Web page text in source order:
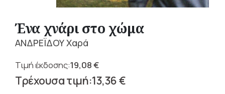
Ένα χνάρι στο χώμα
ΑΝΔΡΕΪΔΟΥ Χαρά
19,08€
Original
price 13,36€